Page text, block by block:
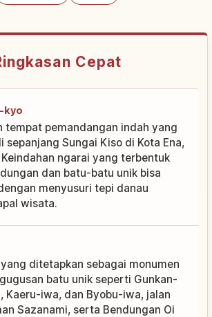
Cepat
kyo
tempat pemandangan indah yang
sepanjang Sungai Kiso di Kota Ena,
ngarai yang terbentuk
dan batu-batu unik bisa
menyusuri tepi danau
wisata.
ditetapkan sebagai monumen
batu unik seperti Gunkan-
Kaeru-iwa, dan Byobu-iwa, jalan
Sazanami, serta Bendungan Oi